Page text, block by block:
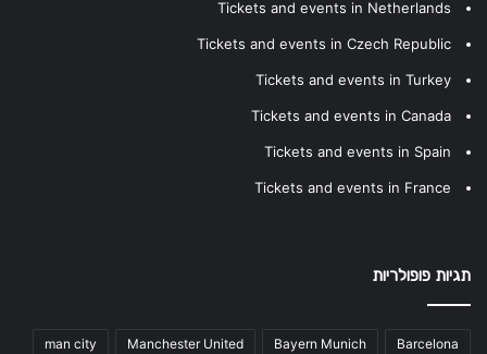
Tickets and events in Netherlands
Tickets and events in Czech Republic
Tickets and events in Turkey
Tickets and events in Canada
Tickets and events in Spain
Tickets and events in France
תגיות פופולריות
Barcelona
Bayern Munich
Manchester United
man city